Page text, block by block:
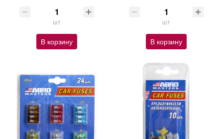
шт
В корзину
шт
В корзину